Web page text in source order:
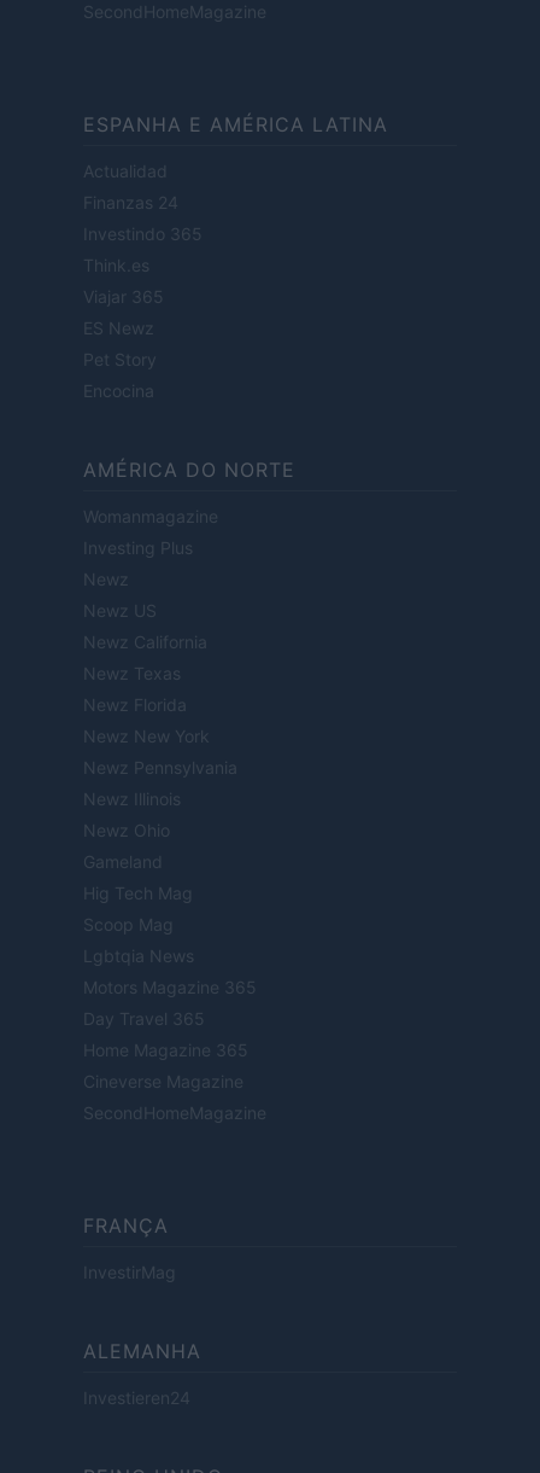
SecondHomeMagazine
ESPANHA E AMÉRICA LATINA
Actualidad
Finanzas 24
Investindo 365
Think.es
Viajar 365
ES Newz
Pet Story
Encocina
AMÉRICA DO NORTE
Womanmagazine
Investing Plus
Newz
Newz US
Newz California
Newz Texas
Newz Florida
Newz New York
Newz Pennsylvania
Newz Illinois
Newz Ohio
Gameland
Hig Tech Mag
Scoop Mag
Lgbtqia News
Motors Magazine 365
Day Travel 365
Home Magazine 365
Cineverse Magazine
SecondHomeMagazine
FRANÇA
InvestirMag
ALEMANHA
Investieren24